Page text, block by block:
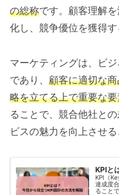
の総称です。顧客理解
化し、競争優位を獲得す
マーケティングは、ビ
であり、 顧客に適切な
略を立てる上で重要な
ることで、競合他社と
ビスの魅力を向上させる
KPIと
KPI（
達成度
ること